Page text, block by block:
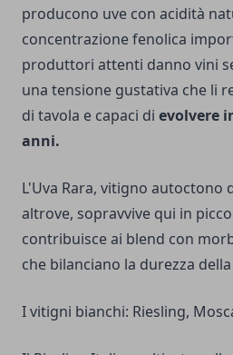
producono uve con acidità
concentrazione fenolica
produttori attenti danno vini
una tensione gustativa che li
di tavola e capaci di evolvere
anni.
L'Uva Rara, vitigno autoctono
altrove, sopravvive qui in
contribuisce ai blend con
che bilanciano la durezza
I vitigni bianchi: Riesling,